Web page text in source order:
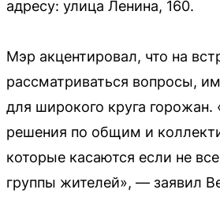
адресу: улица Ленина, 160.
Мэр акцентировал, что на
рассматриваться вопросы,
для широкого круга
решения по общим и
которые касаются если не
группы жителей», — заявил